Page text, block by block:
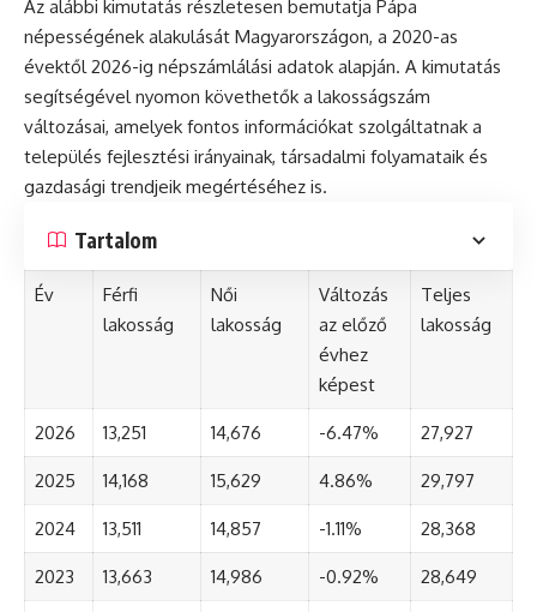
Az alábbi kimutatás részletesen bemutatja Pápa
népességének alakulását Magyarországon, a 2020-as
évektől 2026-ig népszámlálási adatok alapján. A kimutatás
segítségével nyomon követhetők a lakosságszám
változásai, amelyek fontos információkat szolgáltatnak a
település fejlesztési irányainak, társadalmi folyamataik és
gazdasági trendjeik megértéséhez is.
Tartalom
Év
Férfi
lakosság
Női
lakosság
Változás
az előző
évhez
képest
Teljes
lakosság
2026 13,251 14,676 -6.47% 27,927
2025 14,168 15,629 4.86% 29,797
2024 13,511 14,857 -1.11% 28,368
2023 13,663 14,986 -0.92% 28,649